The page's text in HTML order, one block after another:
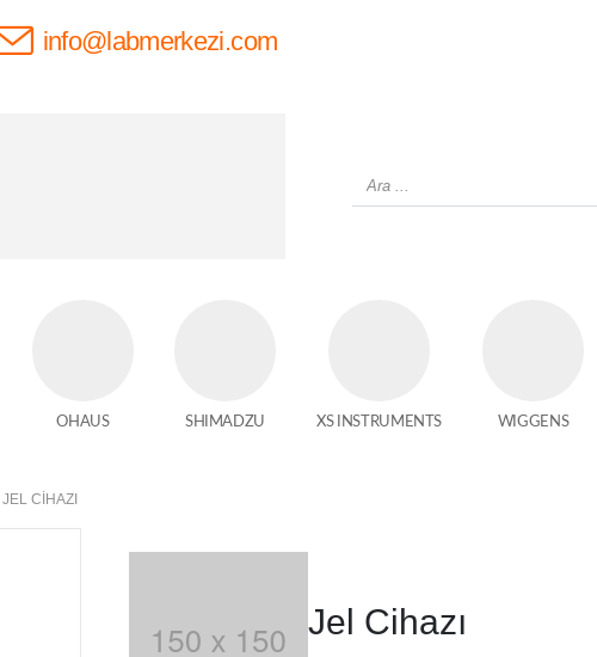
info@labmerkezi.com
OHAUS SHIMADZU XS INSTRUMENTS WIGGENS
JEL CIHAZI
Jel Cihazı